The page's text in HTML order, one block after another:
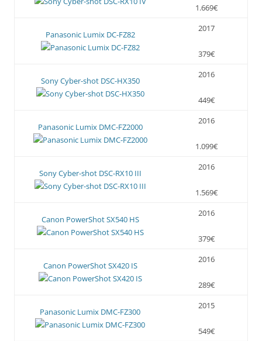
1.669€
Panasonic Lumix DC-FZ82
2017
379€
Sony Cyber-shot DSC-HX350
2016
449€
Panasonic Lumix DMC-FZ2000
2016
1.099€
Sony Cyber-shot DSC-RX10 III
2016
1.569€
Canon PowerShot SX540 HS
2016
379€
Canon PowerShot SX420 IS
2016
289€
Panasonic Lumix DMC-FZ300
2015
549€